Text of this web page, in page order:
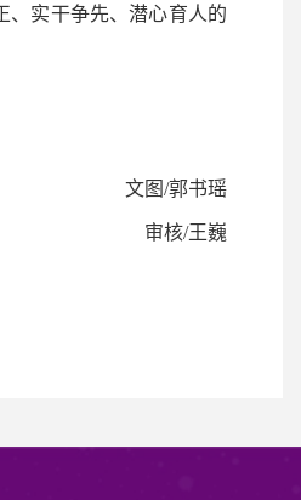
、实干争先、潜心育人的
文图/郭书瑶
审核/王巍